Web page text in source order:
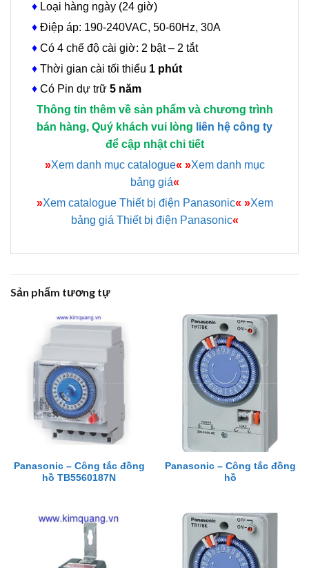
♦ Loại hàng ngày (24 giờ)
♦ Điệp áp: 190-240VAC, 50-60Hz, 30A
♦ Có 4 chế độ cài giờ: 2 bật – 2 tắt
♦ Thời gian cài tối thiểu 1 phút
♦ Có Pin dự trữ 5 năm
Thông tin thêm về sản phẩm và chương trình
bán hàng, Quý khách vui lòng liên hệ công ty
để cập nhật chi tiết
»Xem danh mục catalogue« »Xem danh mục
bảng giá«
»Xem catalogue Thiết bị điện Panasonic« »Xem
bảng giá Thiết bị điện Panasonic«
Sản phẩm tương tự
Panasonic – Công tắc đồng
hồ TB5560187N
Panasonic – Công tắc đồng
hồ